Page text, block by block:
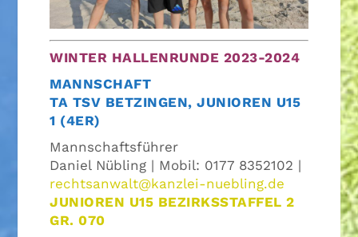
WINTER HALLENRUNDE 2023-2024
MANNSCHAFT
TA TSV BETZINGEN, JUNIOREN U15
1 (4ER)
Mannschaftsführer
Daniel Nübling | Mobil: 0177 8352102 |
rechtsanwalt@kanzlei-nuebling.de
JUNIOREN U15 BEZIRKSSTAFFEL 2
GR. 070